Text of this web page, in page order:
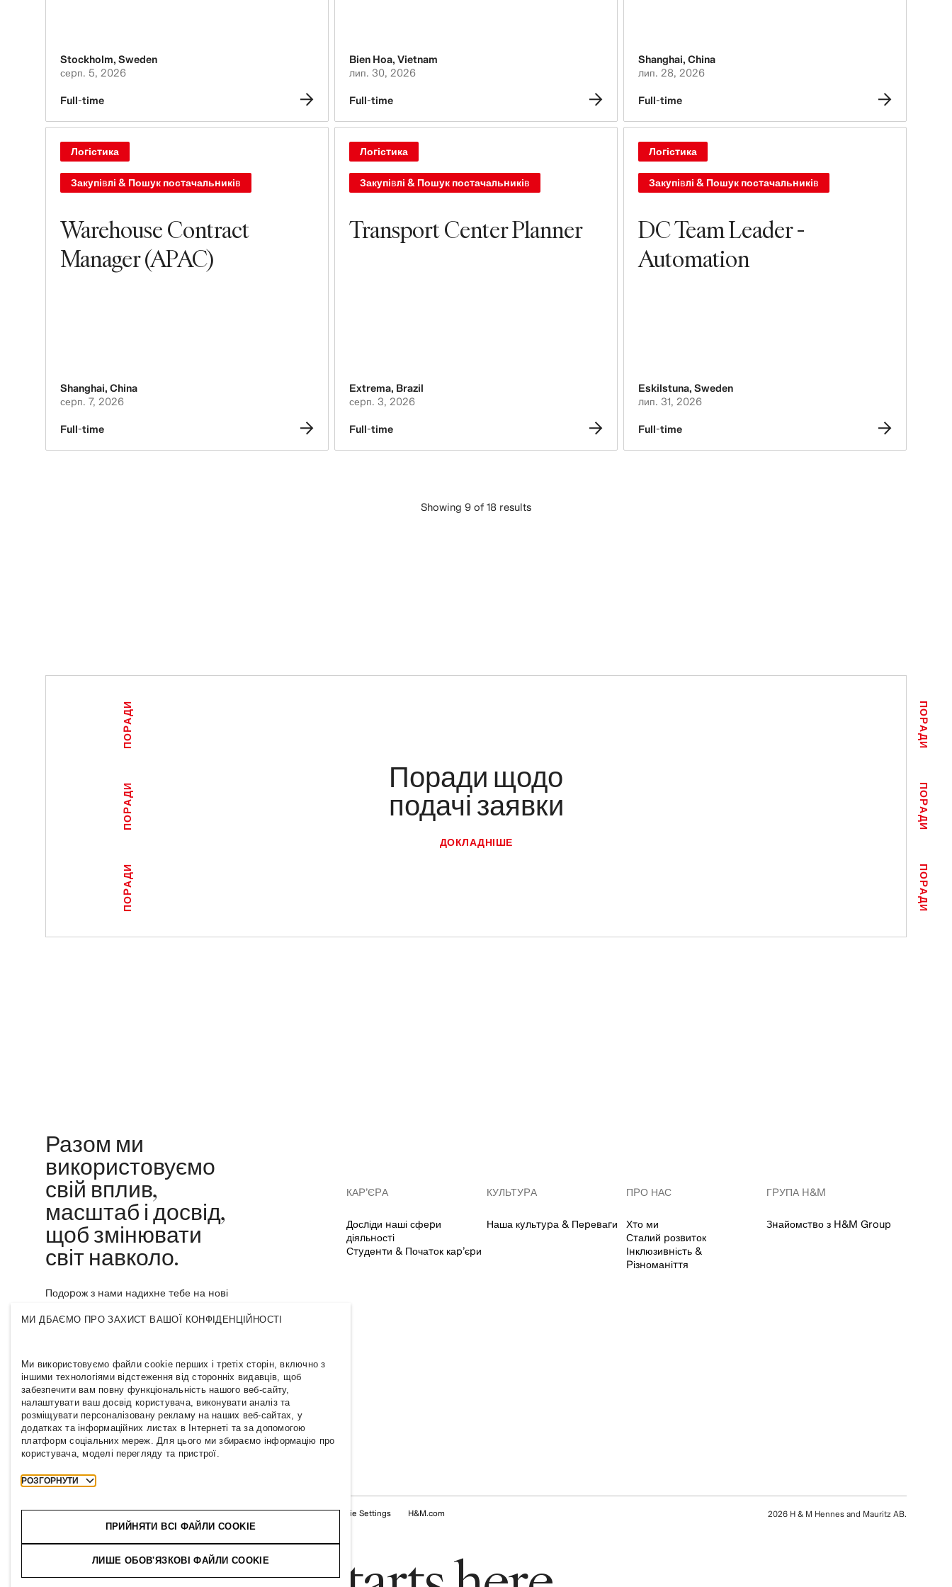
Stockholm, Sweden
серп. 5, 2026
Full-time
Bien Hoa, Vietnam
лип. 30, 2026
Full-time
Shanghai, China
лип. 28, 2026
Full-time
Warehouse Contract
Manager (APAC)
Логістика
Закупівлі & Пошук постачальників
Shanghai, China
серп. 7, 2026
Full-time
Transport Center Planner
Логістика
Закупівлі & Пошук постачальників
Extrema, Brazil
серп. 3, 2026
Full-time
DC Team Leader -
Automation
Логістика
Закупівлі & Пошук постачальників
Eskilstuna, Sweden
лип. 31, 2026
Full-time
Showing 9 of 18 results
Поради щодо
подачі заявки
ДОКЛАДНІШЕ
ПОРАДИ
ПОРАДИ
ПОРАДИ
ПОРАДИ
ПОРАДИ
ПОРАДИ
Разом ми
використовуємо
свій вплив,
масштаб і досвід,
щоб змінювати
світ навколо.
Подорож з нами надихне тебе на нові
дасть змогу зробити внесок у більш
привести.
КАР’ЄРА
Досліди наші сфери
діяльності
Студенти & Початок кар’єри
КУЛЬТУРА
Наша культура & Переваги
ПРО НАС
Хто ми
Сталий розвиток
Інклюзивність &
Різноманіття
ГРУПА H&M
Знайомство з H&M Group
UKRAINE Преса Політики & Конфіденційність Cookies Cookie Settings H&M.com 2026 H & M Hennes and Mauritz AB.
МИ ДБАЄМО ПРО ЗАХИСТ ВАШОЇ КОНФІДЕНЦІЙНОСТІ
Ми використовуємо файли cookie перших і третіх сторін, включно з
іншими технологіями відстеження від сторонніх видавців, щоб
забезпечити вам повну функціональність нашого веб-сайту,
налаштувати ваш досвід користувача, виконувати аналіз та
розміщувати персоналізовану рекламу на наших веб-сайтах, у
додатках та інформаційних листах в Інтернеті та за допомогою
платформ соціальних мереж. Для цього ми збираємо інформацію про
користувача, моделі перегляду та пристрої.
РОЗГОРНУТИ
ПРИЙНЯТИ ВСІ ФАЙЛИ COOKIE
ЛИШЕ ОБОВ'ЯЗКОВІ ФАЙЛИ COOKIE